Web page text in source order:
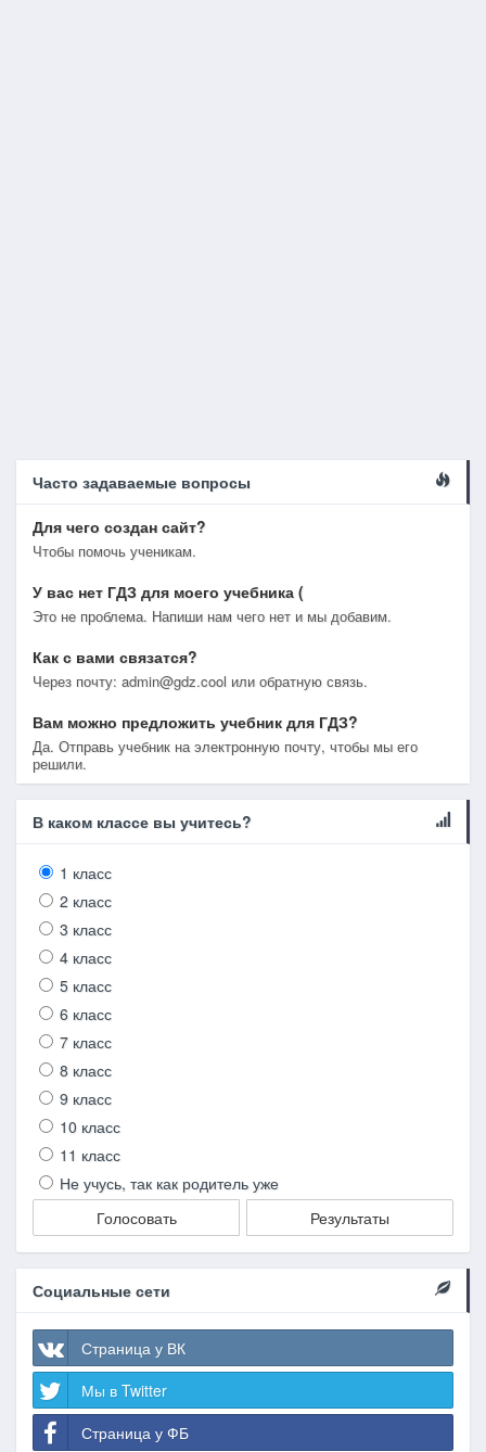
Часто задаваемые вопросы
Для чего создан сайт?
Чтобы помочь ученикам.
У вас нет ГДЗ для моего учебника (
Это не проблема. Напиши нам чего нет и мы добавим.
Как с вами связатся?
Через почту: admin@gdz.cool или обратную связь.
Вам можно предложить учебник для ГДЗ?
Да. Отправь учебник на электронную почту, чтобы мы его
решили.
В каком классе вы учитесь?
1 класс
2 класс
3 класс
4 класс
5 класс
6 класс
7 класс
8 класс
9 класс
10 класс
11 класс
Не учусь, так как родитель уже
Голосовать
Результаты
Социальные сети
Страница у ВК
Мы в Twitter
Страница у ФБ